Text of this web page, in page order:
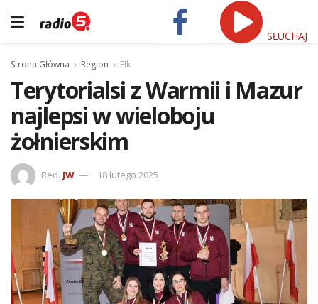
SŁUCHAJ
Strona Główna Region Ełk
Terytorialsi z Warmii i Mazur
najlepsi w wieloboju
żołnierskim
Red. JW 18 lutego 2025